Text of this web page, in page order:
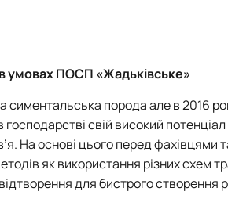
умовах ПОСП «Жадьківське»
симентальська порода але в 2016
свій високий
На основі цього перед фахівцями
як використання різних схем
для бистрого створення